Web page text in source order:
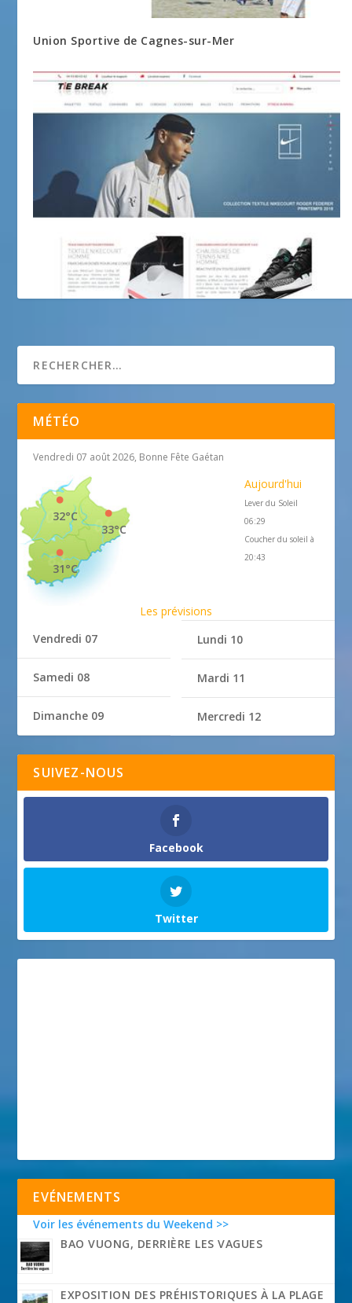
Union Sportive de Cagnes-sur-Mer
MÉTÉO
Vendredi 07 août 2026, Bonne Fête Gaétan
33°C
32°C
31°C
Aujourd'hui
Lever du Soleil
06:29
Coucher du soleil à
20:43
Les prévisions
Vendredi 07
Samedi 08
Dimanche 09
Lundi 10
Mardi 11
Mercredi 12
SUIVEZ-NOUS
Facebook
Twitter
EVÉNEMENTS
Voir les événements du Weekend >>
BAO VUONG, DERRIÈRE LES VAGUES
EXPOSITION DES PRÉHISTORIQUES À LA PLAGE